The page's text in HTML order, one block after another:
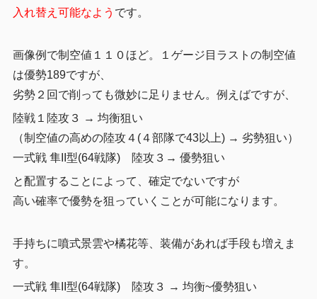
入れ替え可能なよう です。
画像例で制空値１１０ほど。１ゲージ目ラストの制空値
は優勢189ですが、
劣勢２回で削っても微妙に足りません。例えばですが、
陸戦１陸攻３ → 均衡狙い
（制空値の高めの陸攻４(４部隊で43以上) → 劣勢狙い）
一式戦 隼II型(64戦隊) 陸攻３→ 優勢狙い
と配置することによって、確定でないですが
高い確率で優勢を狙っていくことが可能になります。
手持ちに噴式景雲や橘花等、装備があれば手段も増えま
す。
一式戦 隼II型(64戦隊) 陸攻３ → 均衡~優勢狙い